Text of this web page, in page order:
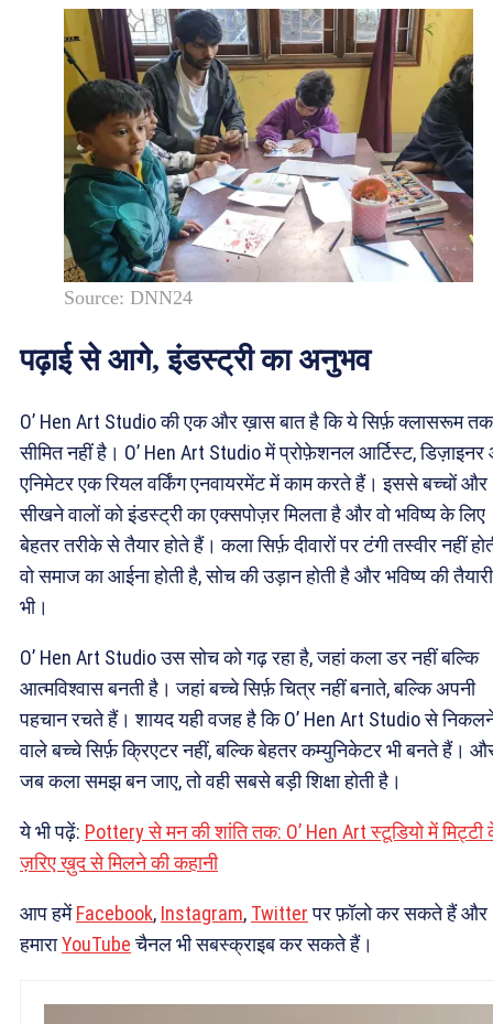
Source: DNN24
पढ़ाई से आगे, इंडस्ट्री का अनुभव
O’ Hen Art Studio की एक और ख़ास बात है कि ये सिर्फ़ क्लासरूम तक
सीमित नहीं है। O’ Hen Art Studio में प्रोफ़ेशनल आर्टिस्ट,
एनिमेटर एक रियल वर्किंग एनवायरमेंट में काम करते हैं। इससे बच्चों और
सीखने वालों को इंडस्ट्री का एक्सपोज़र मिलता है और वो भविष्य के लिए
बेहतर तरीके से तैयार होते हैं। कला सिर्फ़ दीवारों पर टंगी तस्वीर नहीं
वो समाज का आईना होती है, सोच की उड़ान होती है और भविष्य की तैयारी
भी।
O’ Hen Art Studio उस सोच को गढ़ रहा है, जहां कला डर नहीं बल्कि
आत्मविश्वास बनती है। जहां बच्चे सिर्फ़ चित्र नहीं बनाते, बल्कि अपनी
पहचान रचते हैं। शायद यही वजह है कि O’ Hen Art Studio से
वाले बच्चे सिर्फ़ क्रिएटर नहीं, बल्कि बेहतर कम्युनिकेटर भी बनते हैं।
जब कला समझ बन जाए, तो वही सबसे बड़ी शिक्षा होती है।
ये भी पढ़ें: Pottery से मन की शांति तक: O’ Hen Art स्टूडियो में मिट्टी
ज़रिए ख़ुद से मिलने की कहानी
आप हमेंFacebook, Instagram, Twitterपर फ़ॉलो कर सकते हैं और
हमाराYouTubeचैनल भी सबस्क्राइब कर सकते हैं।